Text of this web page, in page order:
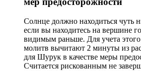
Солнце должно находиться чуть
если вы находитесь на вершине
видимым раньше. Для учета
молитв вычитают 2 минуты из
для Шурук в качестве меры
Считается рискованным не